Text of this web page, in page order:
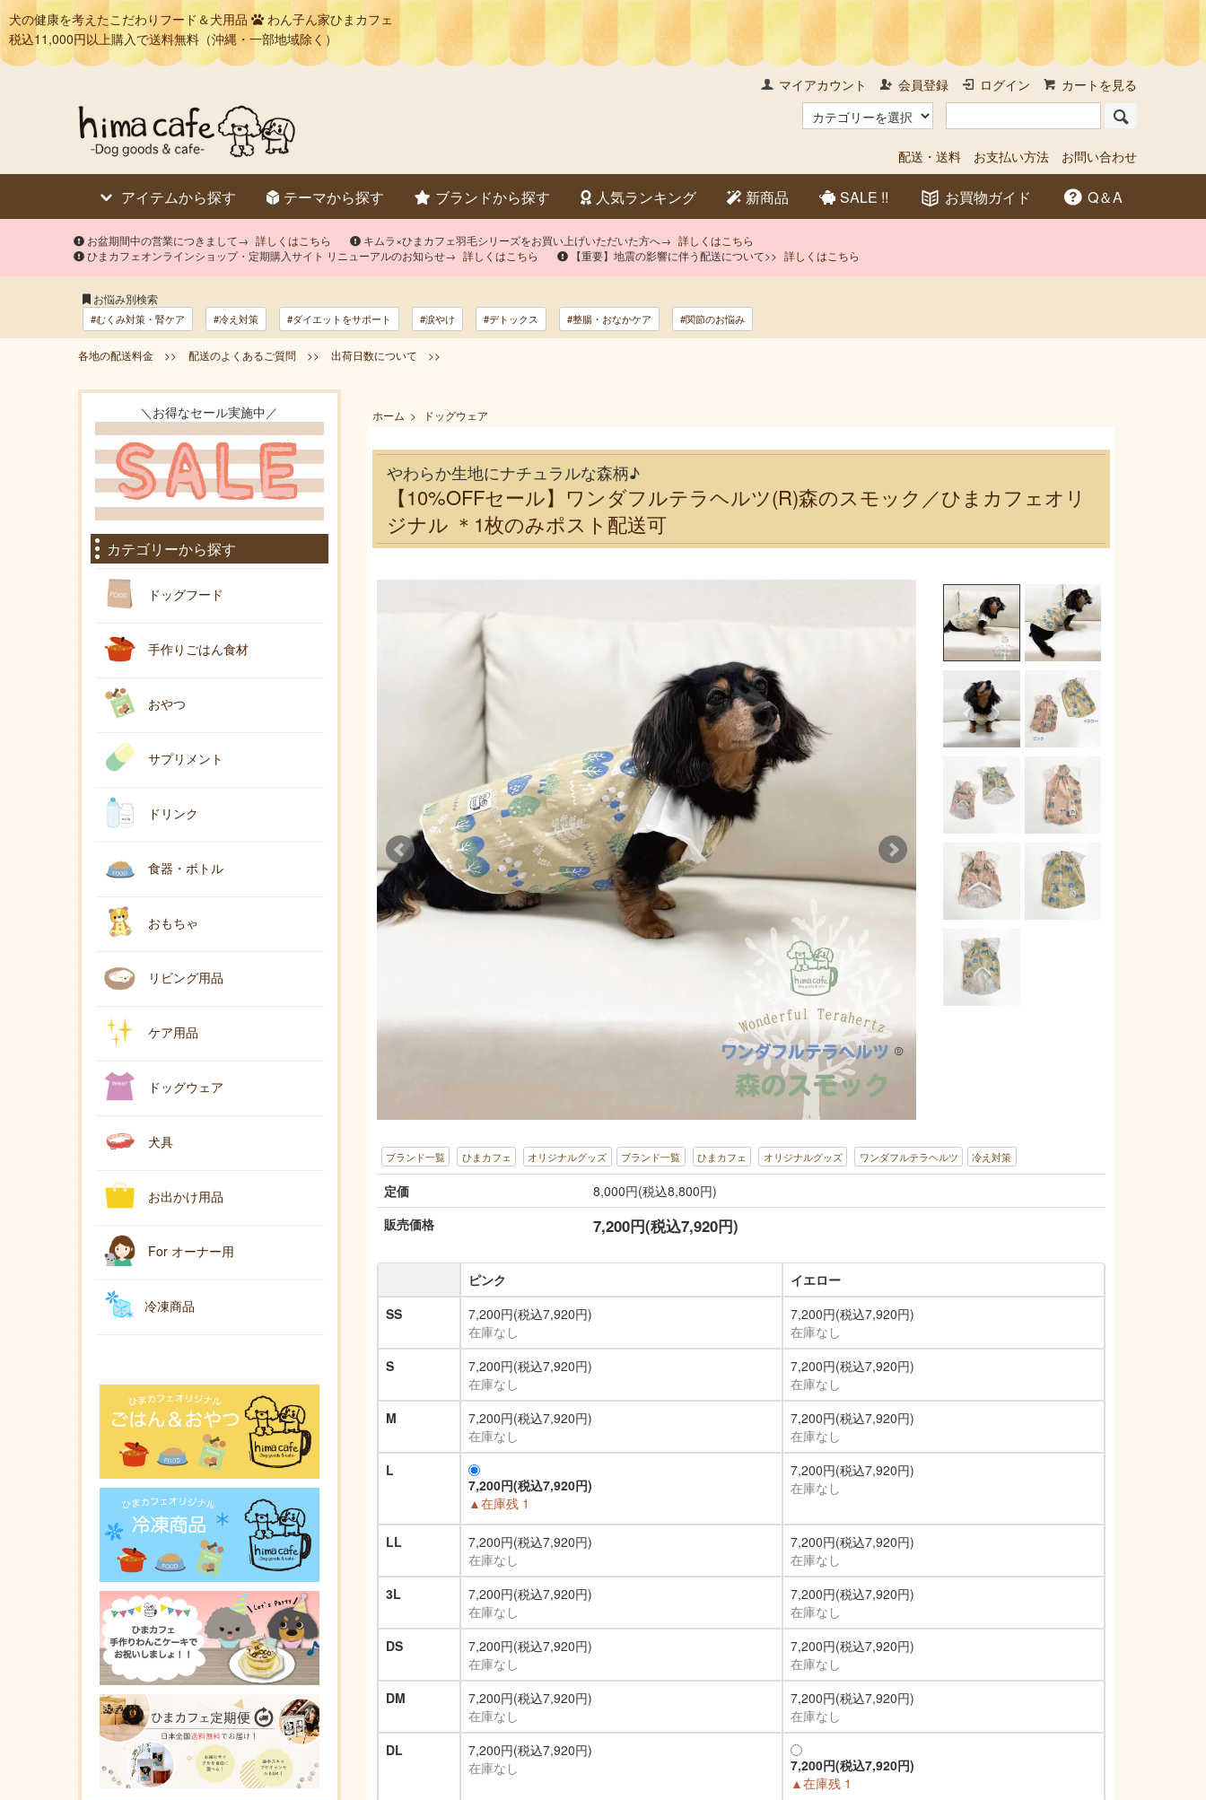
犬の健康を考えたこだわりフード＆犬用品
わん子ん家ひまカフェ
税込11,000円以上購入で送料無料（沖縄・一部地域除く）
マイアカウント 会員登録 ログイン カートを見る
配送・送料 お支払い方法 お問い合わせ
アイテムから探す テーマから探す ブランドから探す 人気ランキング 新商品 SALE !! お買物ガイド Q＆A
お盆期間中の営業につきまして→ 詳しくはこちら キムラ×ひまカフェ羽毛シリーズをお買い上げいただいた方へ→ 詳しくはこちら
ひまカフェオンラインショップ・定期購入サイト リニューアルのお知らせ→ 詳しくはこちら 【重要】地震の影響に伴う配送について>> 詳しくはこちら
お悩み別検索
#むくみ対策・腎ケア #冷え対策 #ダイエットをサポート #涙やけ #デトックス #整腸・おなかケア #関節のお悩み
各地の配送料金 >> 配送のよくあるご質問 >> 出荷日数について >>
ホーム > ドッグウェア
やわらか生地にナチュラルな森柄♪
【10%OFFセール】ワンダフルテラヘルツ(R)森のスモック／ひまカフェオリ
ジナル ＊1枚のみポスト配送可
ブランド一覧 ひまカフェ オリジナルグッズ ブランド一覧 ひまカフェ オリジナルグッズ ワンダフルテラヘルツ 冷え対策
定価
8,000円(税込8,800円)
販売価格
7,200円(税込7,920円)
ピンク
イエロー
SS
7,200円(税込7,920円)
在庫なし
7,200円(税込7,920円)
在庫なし
S
7,200円(税込7,920円)
在庫なし
7,200円(税込7,920円)
在庫なし
M
7,200円(税込7,920円)
在庫なし
7,200円(税込7,920円)
在庫なし
L
7,200円(税込7,920円)
▲在庫残 1
7,200円(税込7,920円)
在庫なし
LL
7,200円(税込7,920円)
在庫なし
7,200円(税込7,920円)
在庫なし
3L
7,200円(税込7,920円)
在庫なし
7,200円(税込7,920円)
在庫なし
DS
7,200円(税込7,920円)
在庫なし
7,200円(税込7,920円)
在庫なし
DM
7,200円(税込7,920円)
在庫なし
7,200円(税込7,920円)
在庫なし
DL
7,200円(税込7,920円)
在庫なし
7,200円(税込7,920円)
▲在庫残 1
＼お得なセール実施中／
カテゴリーから探す
ドッグフード
手作りごはん食材
おやつ
サプリメント
ドリンク
食器・ボトル
おもちゃ
リビング用品
ケア用品
ドッグウェア
犬具
お出かけ用品
For オーナー用
冷凍商品